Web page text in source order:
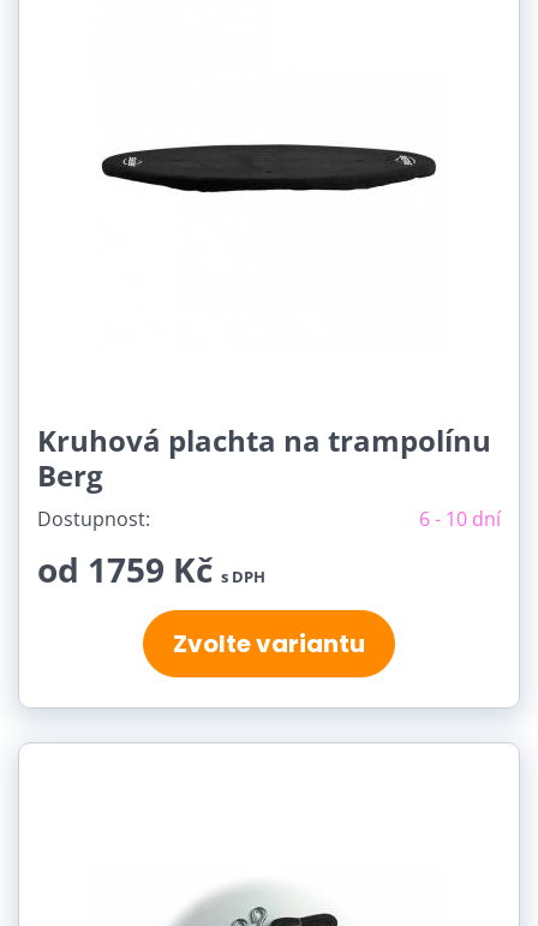
Kruhová plachta na trampolínu
Berg
Dostupnost: 6 - 10 dní
od 1759 Kč s DPH
Zvolte variantu